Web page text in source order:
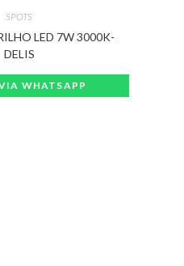
SPOTS
LED 7W 3000K-
DELIS
WHATSAPP